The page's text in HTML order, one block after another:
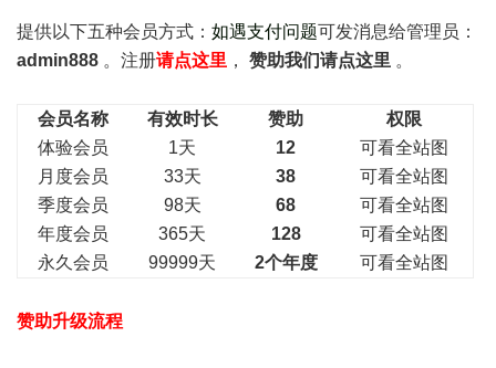
提供以下五种会员方式： 如遇支付问题可发消息给管理员：
admin888 。注册请点这里 ， 赞助我们请点这里 。
会员名称 有效时长 赞助
权限
体验会员
1天 12
可看全站图
月度会员
33天 38
可看全站图
季度会员
98天 68
可看全站图
年度会员
365天 128
可看全站图
永久会员
99999天 2个年度 可看全站图
赞助升级流程